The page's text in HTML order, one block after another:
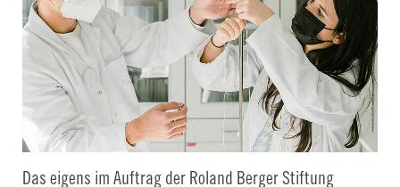
Das eigens im Auftrag der Roland Berger Stiftung